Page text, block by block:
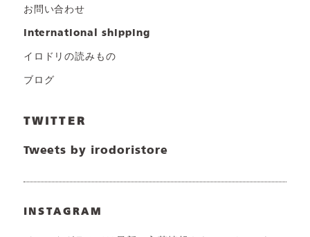
お問い合わせ
international shipping
イロドリの読みもの
ブログ
TWITTER
Tweets by irodoristore
INSTAGRAM